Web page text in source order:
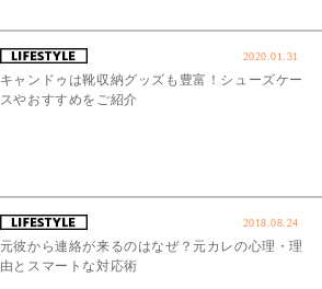
2020.01.31
キャンドゥは靴収納グッズも豊富！シューズケー
スやおすすめをご紹介
2018.08.24
元彼から連絡が来るのはなぜ？元カレの心理・理
由とスマートな対応術